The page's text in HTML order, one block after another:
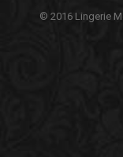
© 2016 Lingerie